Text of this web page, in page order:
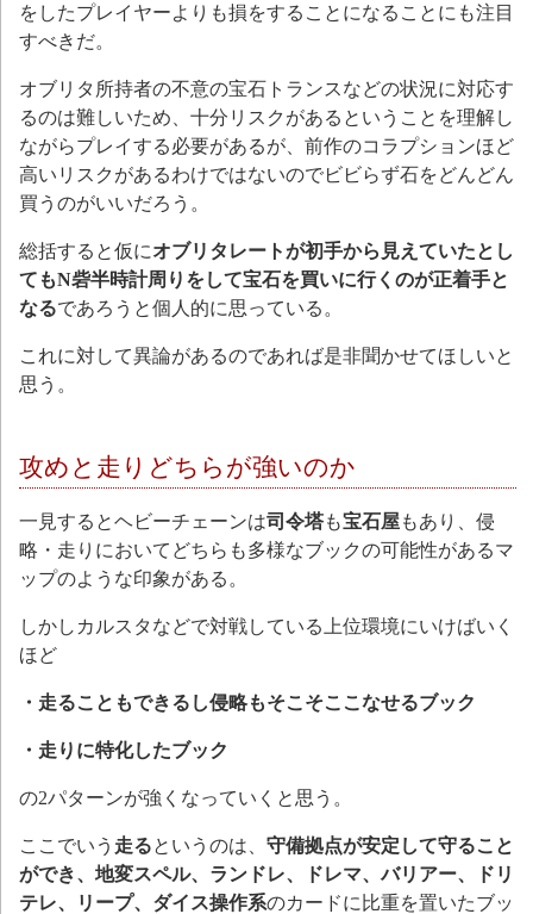
をしたプレイヤーよりも損をすることになることにも注目
すべきだ。
オブリタ所持者の不意の宝石トランスなどの状況に対応す
るのは難しいため、十分リスクがあるということを理解し
ながらプレイする必要があるが、前作のコラプションほど
高いリスクがあるわけではないのでビビらず石をどんどん
買うのがいいだろう。
総括すると仮にオブリタレートが初手から見えていたとし
てもN砦半時計周りをして宝石を買いに行くのが正着手と
なるであろうと個人的に思っている。
これに対して異論があるのであれば是非聞かせてほしいと
思う。
攻めと走りどちらが強いのか
一見するとヘビーチェーンは司令塔も宝石屋もあり、侵
略・走りにおいてどちらも多様なブックの可能性があるマ
ップのような印象がある。
しかしカルスタなどで対戦している上位環境にいけばいく
ほど
・走ることもできるし侵略もそこそここなせるブック
・走りに特化したブック
の2パターンが強くなっていくと思う。
ここでいう 走るというのは、 守備拠点が安定して守ること
ができ、地変スペル、ランドレ、ドレマ、バリアー、ドリ
テレ、リープ、ダイス操作系のカードに比重を置いたブッ